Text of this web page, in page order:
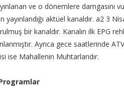
ve o dönemlere damgasını
yayınlandığı aktüel kanaldır. a2 3
bir kanaldır. Kanalın ilk EPG
Ayrıca gece saatlerinde
ise Mahallenin Muhtarlarıdır.